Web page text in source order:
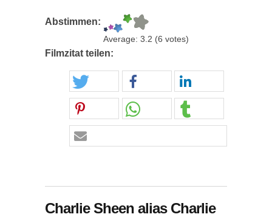
Abstimmen:
Average: 3.2 (6 votes)
Filmzitat teilen:
Charlie Sheen alias Charlie